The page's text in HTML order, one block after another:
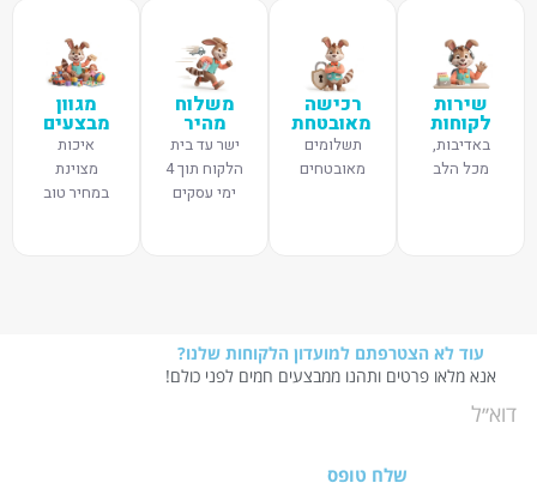
שירות
לקוחות
באדיבות,
מכל הלב
רכישה
מאובטחת
תשלומים
מאובטחים
משלוח
מהיר
ישר עד בית
הלקוח תוך 4
ימי עסקים
מגוון
מבצעים
איכות
מצוינת
במחיר טוב
עוד לא הצטרפתם למועדון הלקוחות שלנו?
אנא מלאו פרטים ותהנו ממבצעים חמים לפני כולם!
שלח טופס